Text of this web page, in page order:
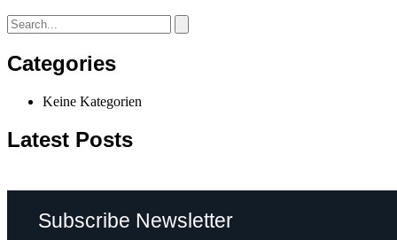
Categories
Keine Kategorien
Latest Posts
Subscribe Newsletter